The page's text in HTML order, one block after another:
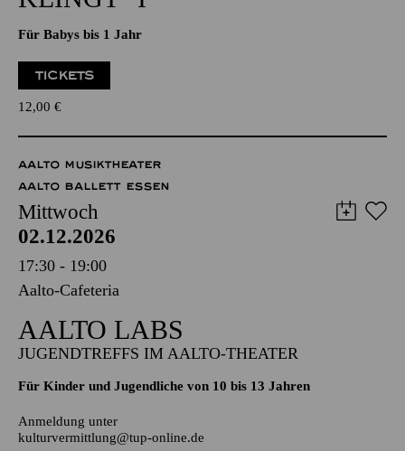
"HÖR MAL, WIE DAS
Für Babys bis 1 Jahr
12,00€
AALTO MUSIKTHEATER
AALTO BALLETT ESSEN
Mittwoch
02.12.2026
17:30 - 19:00
Aalto-Cafeteria
AALTO LABS
Für Kinder und Jugendliche von 10 bis 13 Jahren